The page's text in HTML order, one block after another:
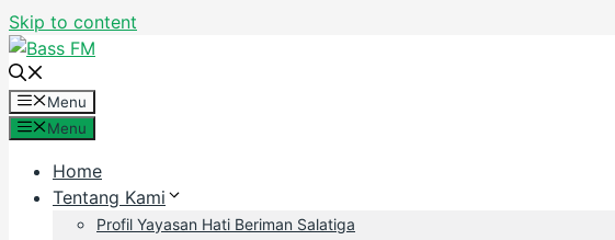
Skip to content
Menu
Menu
Home
Tentang Kami
Profil Yayasan Hati Beriman Salatiga